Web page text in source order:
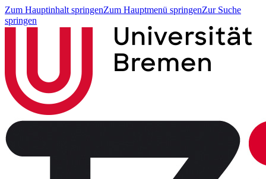
Zum Hauptinhalt springenZum Hauptmenü springenZur Suche
springen